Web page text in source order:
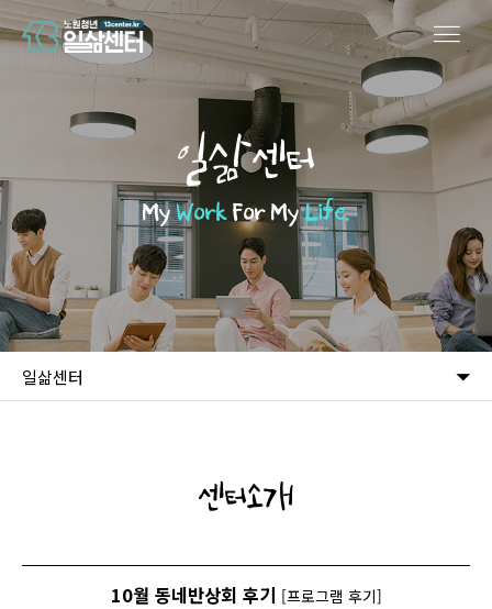
일삶센터
MyWorkFor MyLife.
일삶센터
센터소개
10월 동네반상회 후기 [프로그램 후기]